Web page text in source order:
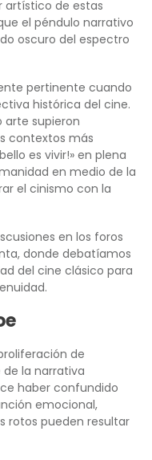
artístico de estas
el péndulo narrativo
oscuro del espectro
pertinente cuando
histórica del cine.
arte supieron
contextos más
es vivir!» en plena
en medio de la
el cinismo con la
en los foros
donde debatíamos
del cine clásico para
de
la narrativa
haber confundido
emocional,
rotos pueden resultar